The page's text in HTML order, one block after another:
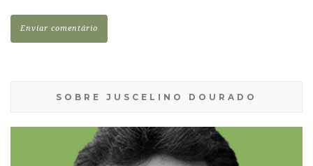
SOBRE JUSCELINO DOURADO